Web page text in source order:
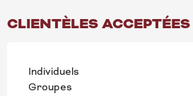
CLIENTÈLES ACCEPTÉES
Individuels
Groupes